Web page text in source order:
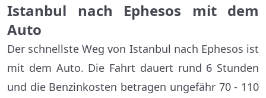
Istanbul nach Ephesos mit dem
Auto
Der schnellste Weg von Istanbul nach Ephesos ist
mit dem Auto. Die Fahrt dauert rund 6 Stunden
und die Benzinkosten betragen ungefähr 70 - 110